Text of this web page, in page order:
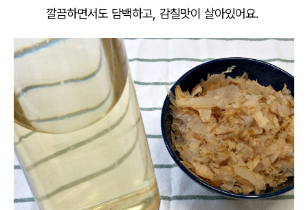
깔끔하면서도 담백하고, 감칠맛이 살아있어요.